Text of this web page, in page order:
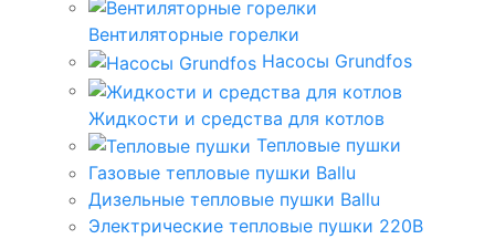
Вентиляторные горелки
Насосы Grundfos
Жидкости и средства для котлов
Тепловые пушки
Газовые тепловые пушки Ballu
Дизельные тепловые пушки Ballu
Электрические тепловые пушки 220В